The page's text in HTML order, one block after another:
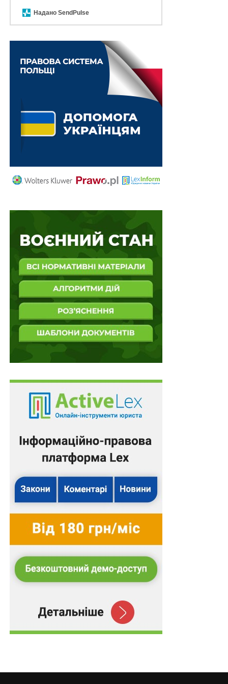
№ 3392-VIта відповідно постанови Кабінету Міністрів
України№ 314, яка у період воєнного стану
передбачає особливості щодо продовження строку дії
діючих документів дозвільного характеру.
Суди попередніх інстанцій внаслідок неправильного
тлумачення норм права прирівняли паспорт прив’язки
ТС до документу дозвільного характеру, що
вживається Урядом у контекстіпп. 5 п. 1
314 та відповідно дійшли помилкового висновку, що
на момент звернення позивача із заявою від 5 січня
станом на момент звернення позивача закінчився,
визначеного Порядком№ 244
Тому Верховний Суд рішення окружного
адміністративного суду та постанову апеляційного
адміністративного суду скасував і ухвалив нову
постанову про відмову у задоволенні позову.
Підготував Леонід Лазебний
Повний текст рішення
З іншими правовими позиціями Верховного Суду,
ознайомитися в аналітично-правовій системі
Схожі статті:
Допомога у веденні бойових дій проти ЗСУ є
ознакою колабораційної діяльності, яка може…
Картку платника податків можна оформити у
Дії та через «е-Консул»
Трудові спори в умовах воєнного стану: огляд
Верховного Суду
Особливості правочинів щодо облігацій
зовнішніх державних позик під час війни
LEX
ВЕРХОВНИЙ СУД УКРАЇНИ
НАСТУПНА
звільняє постачальника від обов’язку надати
Надано SendPulse